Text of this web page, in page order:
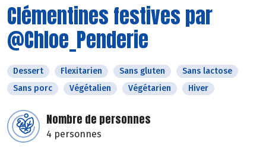
Clémentines festives par
@Chloe_Penderie
Dessert Flexitarien Sans gluten
Sans lactose
Sans porc
Végétalien Végétarien Hiver
Nombre de personnes
4 personnes